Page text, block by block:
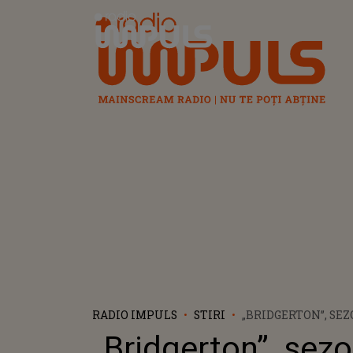
Radio Impuls
RADIO IMPULS STIRI
„BRIDGERTON”,
URMĂRITE